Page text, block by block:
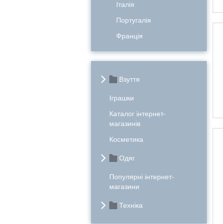
Італія
Португалія
Франція
Взуття
Іграшки
Каталог інтернет-
магазинів
Косметика
Одяг
Популярні інтернет-
магазини
Техніка